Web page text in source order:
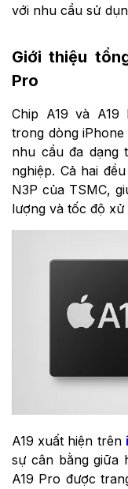
với nhu cầu sử
Giới thiệu
Pro
Chip A19 và
trong dòng
nhu cầu đa dạng
nghiệp. Cả hai
N3P của TSMC,
lượng và tốc độ
A19 xuất hiện trên
sự cân bằng giữa
A19 Pro được